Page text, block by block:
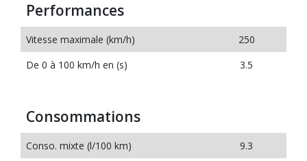
Performances
Vitesse maximale (km/h)
250
De 0 à 100 km/h en (s)
3.5
Consommations
Conso. mixte (l/100 km)
9.3